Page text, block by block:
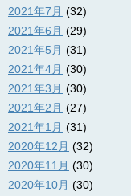
2021年7月 (32)
2021年6月 (29)
2021年5月 (31)
2021年4月 (30)
2021年3月 (30)
2021年2月 (27)
2021年1月 (31)
2020年12月 (32)
2020年11月 (30)
2020年10月 (30)